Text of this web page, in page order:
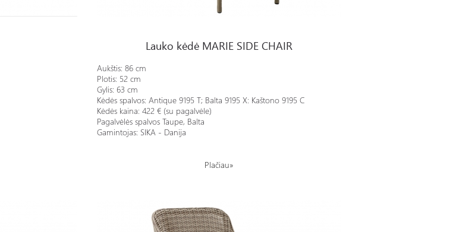
Lauko kėdė MARIE SIDE CHAIR
Aukštis: 86 cm
Plotis: 52 cm
Gylis: 63 cm
Kėdės spalvos: Antique 9195 T; Balta 9195 X: Kaštono 9195 C
Kėdės kaina: 422 € (su pagalvėle)
Pagalvėlės spalvos Taupe, Balta
Gamintojas: SIKA - Danija
Plačiau»